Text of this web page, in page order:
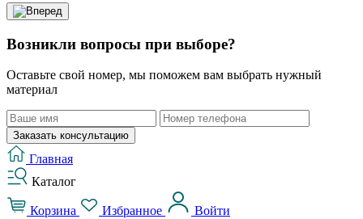
Возникли вопросы при выборе?
Оставьте свой номер, мы поможем вам выбрать нужный
материал
Заказать консультацию
Главная
Каталог
Корзина Избранное Войти